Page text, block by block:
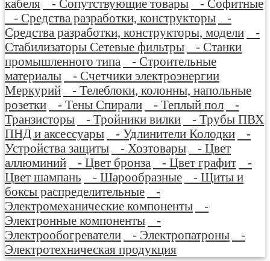
кабеля
- Сопутствующие товары
- Софитные
- Средства разработки, конструкторы
-
Средства разработки, конструкторы, модели
-
Стабилизаторы Сетевые фильтры
- Станки
промышленного типа
- Строительные
материалы
- Счетчики электроэнергии
Меркурий
- Телеблоки, колонны, напольные
розетки
- Тены Спирали - Теплый пол
-
Транзисторы
- Тройники вилки
- Трубы ПВХ
ПНД и аксессуары
- Удлинители Колодки
-
Устройства защиты
- Хозтовары
- Цвет
аллюминий
- Цвет бронза - Цвет графит
-
Цвет шампань
- Шарообразные
- Щиты и
боксы распределительные
-
Электромеханические компоненты
-
Электронные компоненты
-
Электрообогреватели
- Электропатроны
-
Электротехническая продукция